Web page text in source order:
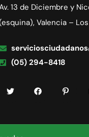
13 de Diciembre y
Valencia –
(05) 294-8418